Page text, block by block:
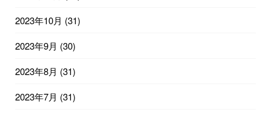
2023年10月 (31)
2023年9月 (30)
2023年8月 (31)
2023年7月 (31)